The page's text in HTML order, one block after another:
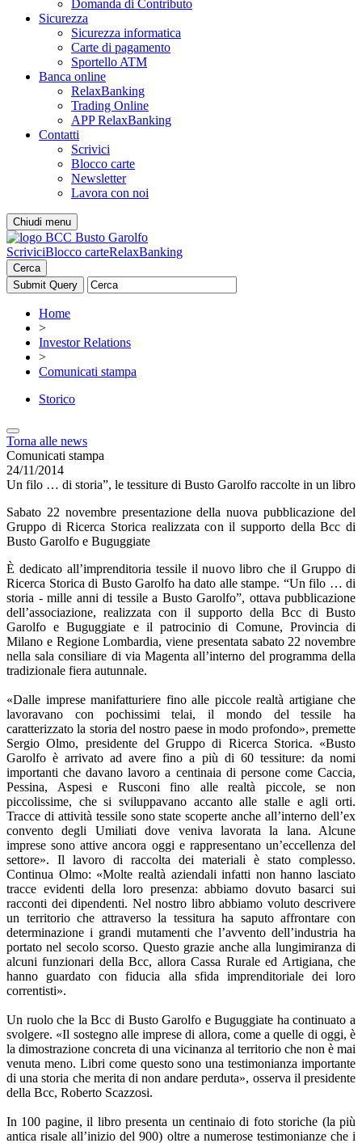
Domanda di Contributo
Sicurezza
Sicurezza informatica
Carte di pagamento
Sportello ATM
Banca online
RelaxBanking
Trading Online
APP RelaxBanking
Contatti
Scrivici
Blocco carte
Newsletter
Lavora con noi
Chiudi menu
ScriviciBlocco carteRelaxBanking
Cerca
Home
>
Investor Relations
>
Comunicati stampa
Storico
Torna alle news
Comunicati stampa
24/11/2014
Un filo … di storia”, le tessiture di Busto Garolfo raccolte in un libro
Sabato 22 novembre presentazione della nuova pubblicazione del
Gruppo di Ricerca Storica realizzata con il supporto della Bcc di
Busto Garolfo e Buguggiate
È dedicato all’imprenditoria tessile il nuovo libro che il Gruppo di
Ricerca Storica di Busto Garolfo ha dato alle stampe. “Un filo … di
storia - mille anni di tessile a Busto Garolfo”, ottava pubblicazione
dell’associazione, realizzata con il supporto della Bcc di Busto
Garolfo e Buguggiate e il patrocinio di Comune, Provincia di
Milano e Regione Lombardia, viene presentata sabato 22 novembre
nella sala consiliare di via Magenta all’interno del programma della
tradizionale fiera autunnale.
«Dalle imprese manifatturiere fino alle piccole realtà artigiane che
lavoravano con pochissimi telai, il mondo del tessile ha
caratterizzato la storia del nostro paese in modo profondo», premette
Sergio Olmo, presidente del Gruppo di Ricerca Storica. «Busto
Garolfo è arrivato ad avere fino a più di 60 tessiture: da nomi
importanti che davano lavoro a centinaia di persone come Caccia,
Pessina, Aspesi e Rusconi fino alle realtà piccole, se non
piccolissime, che si sviluppavano accanto alle stalle e agli orti.
Tracce di attività tessile sono state scoperte anche all’interno dell’ex
convento degli Umiliati dove veniva lavorata la lana. Alcune
imprese sono attive ancora oggi e rappresentano un’eccellenza del
settore». Il lavoro di raccolta dei materiali è stato complesso.
Continua Olmo: «Molte realtà aziendali infatti non hanno lasciato
tracce evidenti della loro presenza: abbiamo dovuto basarci sui
racconti dei dipendenti. Nel nostro libro abbiamo voluto descrivere
un territorio che attraverso la tessitura ha saputo affrontare con
determinazione i grandi mutamenti che l’avvento dell’industria ha
portato nel secolo scorso. Questo grazie anche alla lungimiranza di
alcuni funzionari della Bcc, allora Cassa Rurale ed Artigiana, che
hanno guardato con fiducia alla sfida imprenditoriale dei loro
correntisti».
Un ruolo che la Bcc di Busto Garolfo e Buguggiate ha continuato a
svolgere. «Il sostegno alle imprese di allora, come a quelle di oggi, è
la dimostrazione concreta di una vicinanza al territorio che non è mai
venuta meno. Libri come questo sono una testimonianza importante
di una storia che merita di non andare perduta», osserva il presidente
della Bcc, Roberto Scazzosi.
In 100 pagine, il libro presenta un centinaio di foto storiche (la più
antica risale all’inizio del 900) oltre a numerose testimonianze che i